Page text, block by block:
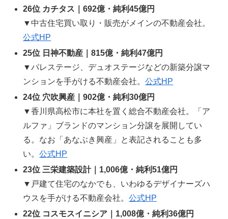
26位 カチタス｜692億・純利45億円
▼中古住宅買い取り・販売がメインの不動産会社。
公式HP
25位 日神不動産｜815億・純利47億円
▼パレステージ、デュオステージなどの新築分譲マ
ンションを手がける不動産会社。公式HP
24位 穴吹興産｜902億・純利30億円
▼香川県高松市に本社を置く総合不動産会社。「ア
ルファ」ブランドのマンション分譲を展開してい
る。なお「あなぶき興産」と表記されることも多
い。公式HP
23位 三栄建築設計｜1,006億・純利51億円
▼戸建て住宅のなかでも、いわゆるデザイナーズハ
ウスを手がける不動産会社。公式HP
22位 コスモスイニシア｜1,008億・純利36億円